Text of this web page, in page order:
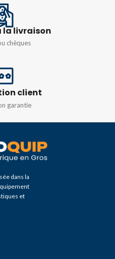
la livraison
chèques
client
garantie
dans la
et